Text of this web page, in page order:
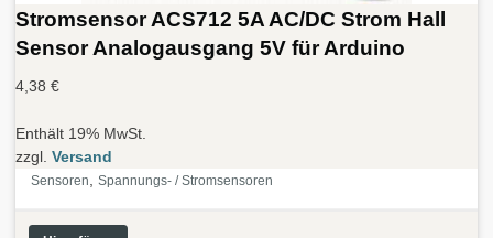
Stromsensor ACS712 5A AC/DC Strom Hall
Sensor Analogausgang 5V für Arduino
4,38 €
Enthält 19% MwSt.
zzgl. Versand
Sensoren, Spannungs- / Stromsensoren